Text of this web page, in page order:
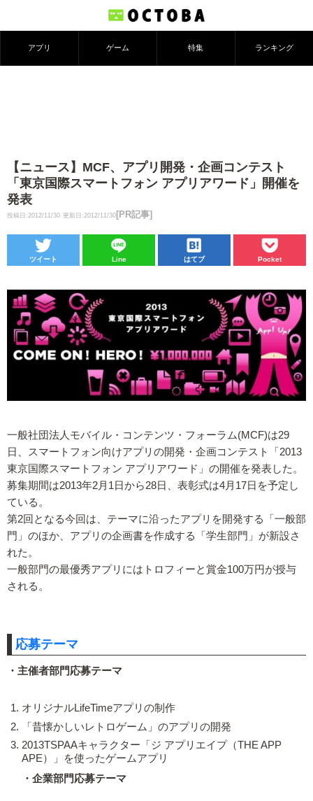
アプリ ゲーム 特集 ランキング
【ニュース】MCF、アプリ開発・企画コンテスト
「東京国際スマートフォン アプリアワード」開催を
発表
投稿日:2012/11/30 更新日:2012/11/30 [PR記事]
ツイート Line はてブ Pocket
一般社団法人モバイル・コンテンツ・フォーラム(MCF)は29
日、スマートフォン向けアプリの開発・企画コンテスト「2013
東京国際スマートフォン アプリアワード」の開催を発表した。
募集期間は2013年2月1日から28日、表彰式は4月17日を予定し
ている。
第2回となる今回は、テーマに沿ったアプリを開発する「一般部
門」のほか、アプリの企画書を作成する「学生部門」が新設さ
れた。
一般部門の最優秀アプリにはトロフィーと賞金100万円が授与
される。
応募テーマ
・主催者部門応募テーマ
オリジナルLifeTimeアプリの制作
「昔懐かしいレトロゲーム」のアプリの開発
2013TSPAAキャラクター「ジ アプリエイプ（THE APP
APE）」を使ったゲームアプリ
・企業部門応募テーマ